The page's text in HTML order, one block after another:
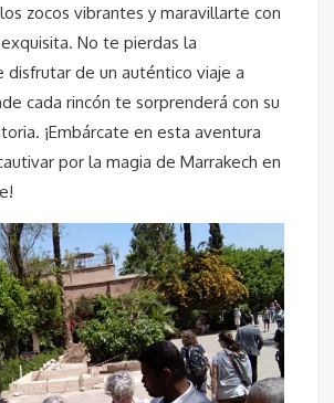
zocos vibrantes y maravillarte con
No te pierdas la
disfrutar de un auténtico viaje a
cada rincón te sorprenderá con su
¡Embárcate en esta aventura
por la magia de Marrakech en